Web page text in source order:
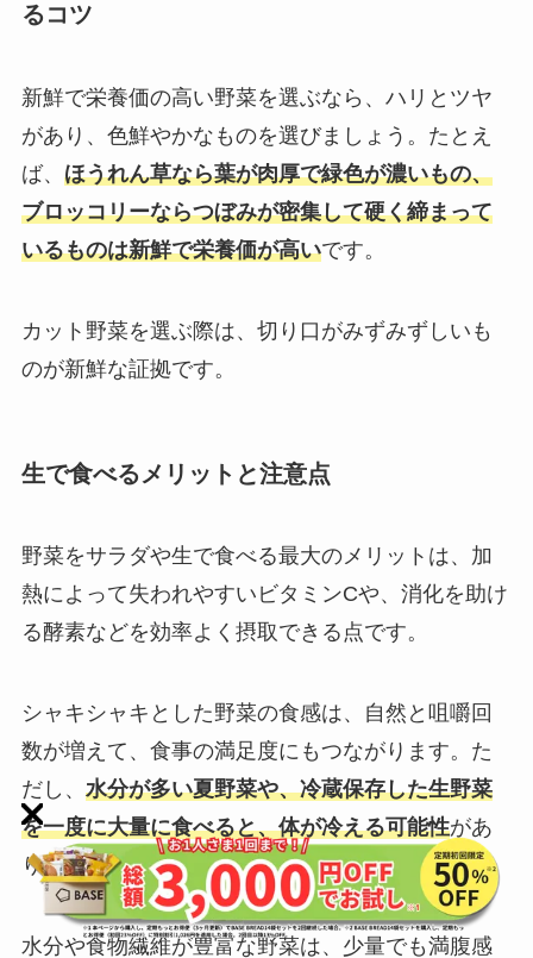
るコツ
新鮮で栄養価の高い野菜を選ぶなら、ハリとツヤ
があり、色鮮やかなものを選びましょう。たとえ
ば、 ほうれん草なら葉が肉厚で緑色が濃いもの、
ブロッコリーならつぼみが密集して硬く締まって
いるものは新鮮で栄養価が高いです。
カット野菜を選ぶ際は、切り口がみずみずしいも
のが新鮮な証拠です。
生で食べるメリットと注意点
野菜をサラダや生で食べる最大のメリットは、加
熱によって失われやすいビタミンCや、消化を助け
る酵素などを効率よく摂取できる点です。
シャキシャキとした野菜の食感は、自然と咀嚼回
数が増えて、食事の満足度にもつながります。た
だし、 水分が多い夏野菜や、冷蔵保存した生野菜
を一度に大量に食べると、体が冷える可能性があ
ります。
水分や食物繊維が豊富な野菜は、少量でも満腹感